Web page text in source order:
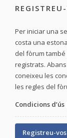
Per iniciar una
costa una
del fòrum
registrats.
coneixeu les
les regles del
Condicions d’ús
Registreu-vos